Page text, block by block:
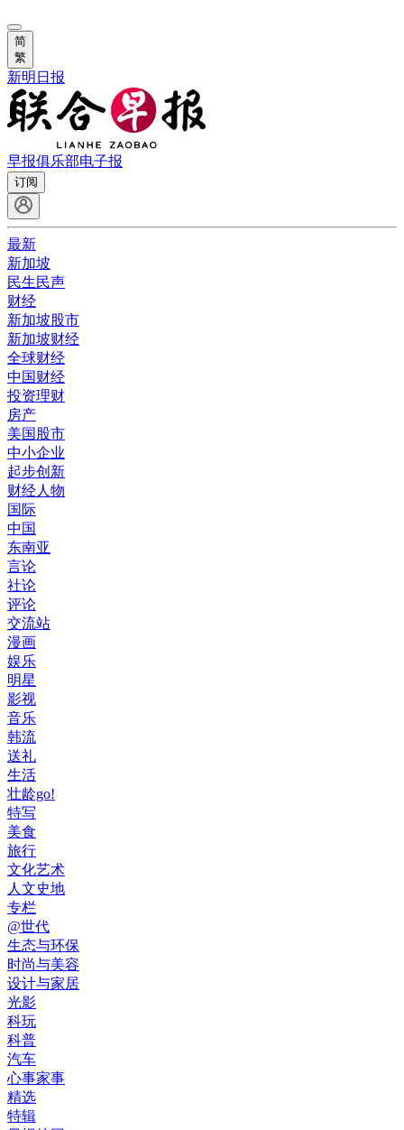
简
繁
新明日报
早报俱乐部电子报
订阅
最新
新加坡
民生民声
财经
新加坡股市
新加坡财经
全球财经
中国财经
投资理财
房产
美国股市
中小企业
起步创新
财经人物
国际
中国
东南亚
言论
社论
评论
交流站
漫画
娱乐
明星
影视
音乐
韩流
送礼
生活
壮龄go!
特写
美食
旅行
文化艺术
人文史地
专栏
@世代
生态与环保
时尚与美容
设计与家居
光影
科玩
科普
汽车
心事家事
精选
特辑